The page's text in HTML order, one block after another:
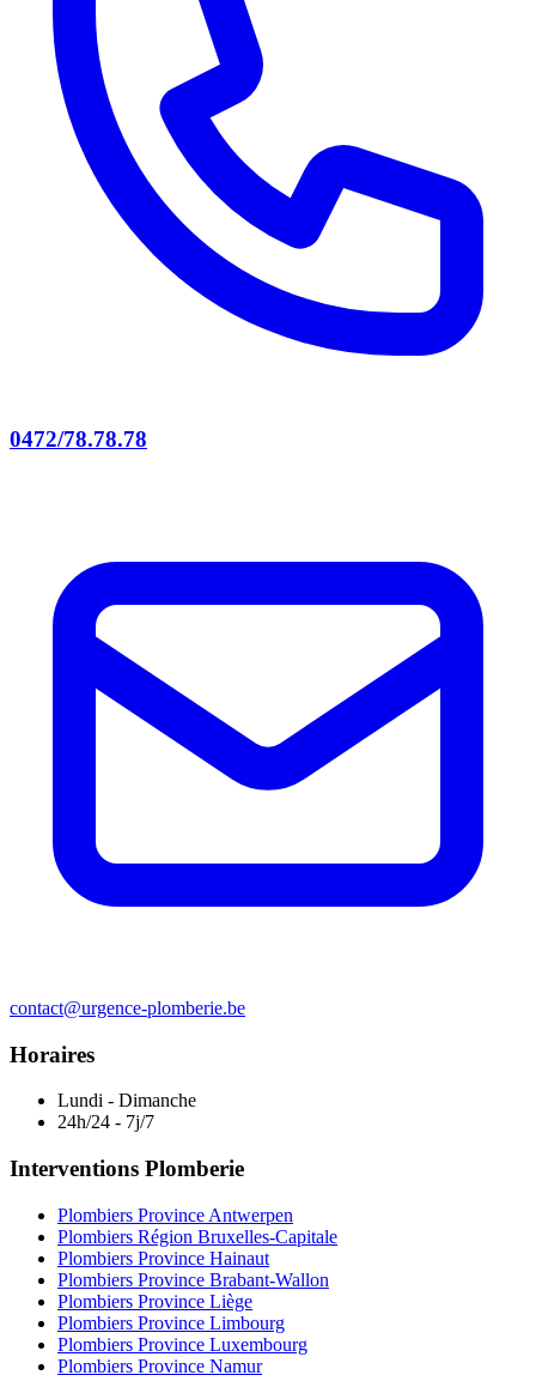
0472/78.78.78
contact@urgence-plomberie.be
Horaires
Lundi - Dimanche
24h/24 - 7j/7
Interventions Plomberie
Plombiers Province Antwerpen
Plombiers Région Bruxelles-Capitale
Plombiers Province Hainaut
Plombiers Province Brabant-Wallon
Plombiers Province Liège
Plombiers Province Limbourg
Plombiers Province Luxembourg
Plombiers Province Namur